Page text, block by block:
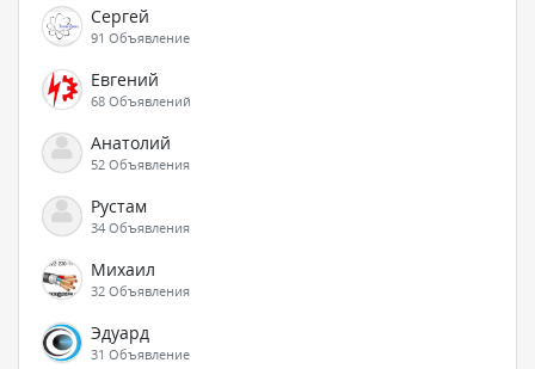
Сергей
91 Объявление
Евгений
68 Объявлений
Анатолий
52 Объявления
Рустам
34 Объявления
Михаил
32 Объявления
Эдуард
31 Объявление